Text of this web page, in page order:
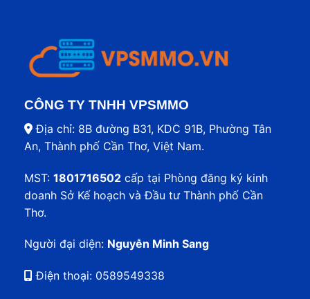
CÔNG TY TNHH VPSMMO
Địa chỉ: 8B đường B31, KDC 91B, Phường Tân
An, Thành phố Cần Thơ, Việt Nam.
MST: 1801716502 cấp tại Phòng đăng ký kinh
doanh Sở Kế hoạch và Đầu tư Thành phố Cần
Thơ.
Người đại diện: Nguyễn Minh Sang
Điện thoại: 0589549338